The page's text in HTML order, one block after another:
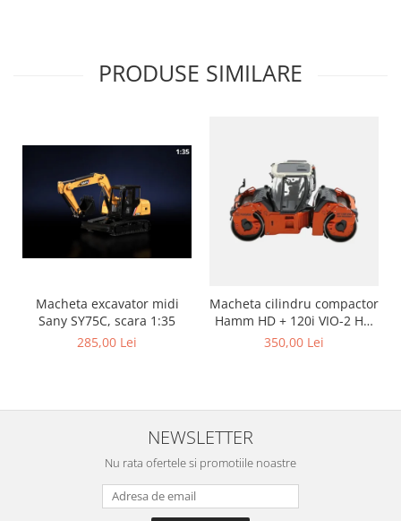
PRODUSE SIMILARE
Macheta excavator midi
Sany SY75C, scara 1:35
285,00 Lei
Macheta cilindru compactor
Hamm HD + 120i VIO-2 HF,
scara 1:50
350,00 Lei
NEWSLETTER
Nu rata ofertele si promotiile noastre